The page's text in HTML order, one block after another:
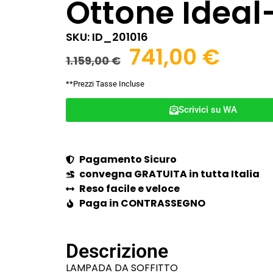
Ottone
SKU: ID_201016
1.159,00€ 741,00 €
**Prezzi Tasse Incluse
Scrivici su WA
Pagamento Sicuro
convegna GRATUITA in tutta Italia
Reso facile e veloce
Paga in CONTRASSEGNO
Descrizione
LAMPADA DA SOFFITTO